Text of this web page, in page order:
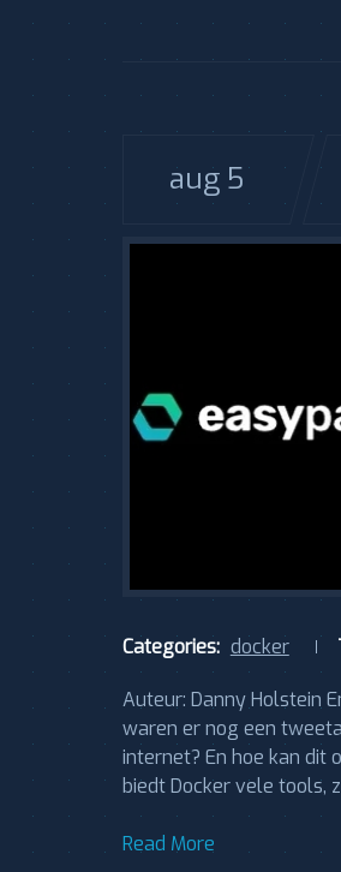
aug 5
Categories: docker
Auteur: Danny Holstein
waren er nog een
internet? En hoe kan dit
biedt Docker vele tools,
Read More